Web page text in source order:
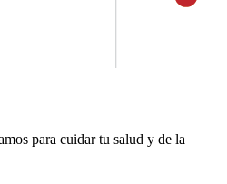
para cuidar tu salud y de la